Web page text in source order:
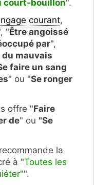
court-bouillon".
courant,
"Être angoissé
par",
mauvais
faire un sang
" ou "Se ronger
offre "Faire
de" ou "Se
la
à "Toutes les
".